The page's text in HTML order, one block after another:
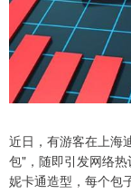
近日，有游客在上海
包"，随即引发网络
妮卡通造型，每个包